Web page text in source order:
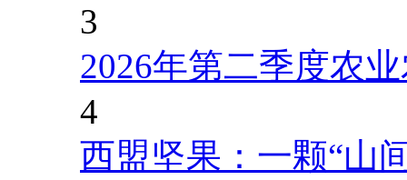
3
2026年第二季度农
4
西盟坚果：一颗“山